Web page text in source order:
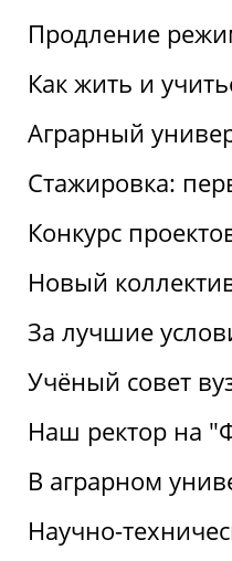
Продление
Как жить и
Аграрный
Стажировка:
Конкурс
Новый
За лучшие
Учёный совет
Наш ректор на
В аграрном
Научно-